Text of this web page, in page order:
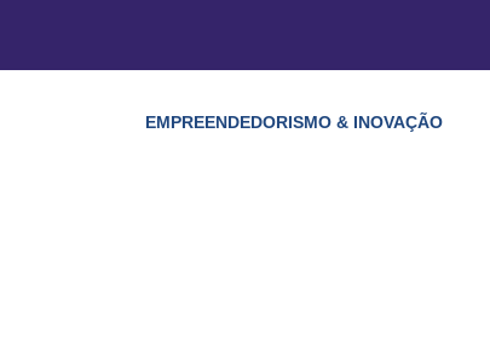
EMPREENDEDORISMO & INOVAÇÃO